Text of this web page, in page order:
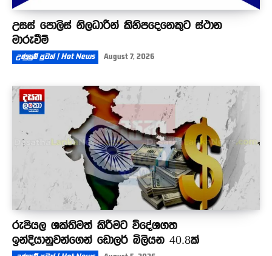
උසස් පොලිස් නිලධාරීන් කිහිපදෙනෙකුට ස්ථාන
මාරුවීම්
උණුසුම් පුවත් | Hot News August 7, 2026
රුපියල ශක්තිමත් කිරීමට විදේශගත
ඉන්දියානුවන්ගෙන් ඩොලර් බිලියන 40.8ක්